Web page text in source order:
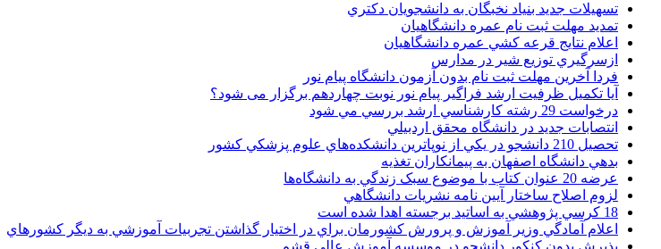
تسهيلات جديد بنياد نخبگان به دانشجويان دکتري
تمديد مهلت ثبت نام عمره دانشگاهيان
اعلام نتايج قرعه کشي عمره دانشگاهيان
ازسرگيري توزيع شير در مدارس
فردا آخرین مهلت ثبت نام بدون آزمون دانشگاه پیام نور
آیا تکمیل ظرفیت ارشد فراگیر پیام نور نوبت چهاردهم برگزار می شود؟
درخواست 29 رشته کارشناسي ارشد بررسي مي شود
انتصابات جديد در دانشگاه محقق اردبيلي
تحصيل 210 دانشجو در يکي از نوپاترين دانشکده‌هاي علوم پزشکي کشور
بدهي دانشگاه اصفهان به پيمانکاران تغذيه
عرضه 20 عنوان کتاب با موضوع سبک زندگي به دانشگاه‌ها
لزوم اصلاح ساختار آيين نامه نشريات دانشگاهي
18 کرسي پژوهشي به اساتيد برجسته اهدا شده است
اعلام آمادگي وزير آموزش و پرورش کشورمان براي در اختيار گذاشتن تجربيات آموزشي به ديگر کشورهاي
پذيرش بدون کنکور دانشجو در موسسه آموزش عالي قشم